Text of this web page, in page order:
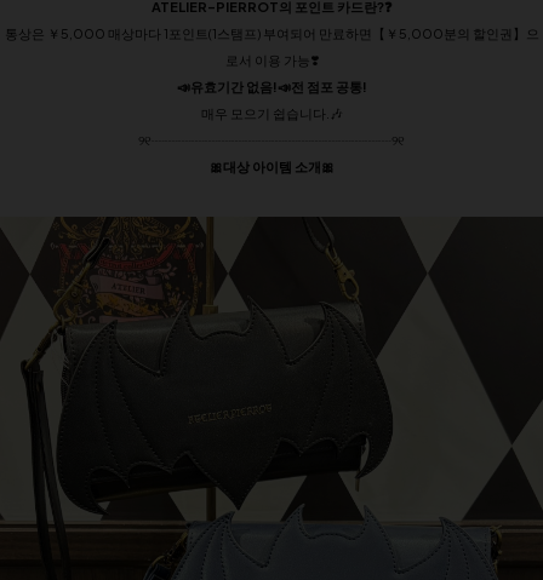
ATELIER-PIERROT의 포인트 카드란?❓
통상은 ￥5,000 매상마다 1포인트(1스탬프) 부여되어 만료하면【￥5,000분의 할인권】으
로서 이용 가능❣️
📣유효기간 없음!📣전 점포 공통!
매우 모으기 쉽습니다.🎶
୨୧┈┈┈┈┈┈┈┈┈┈┈┈┈┈┈┈┈┈୨୧
🎀대상 아이템 소개🎀